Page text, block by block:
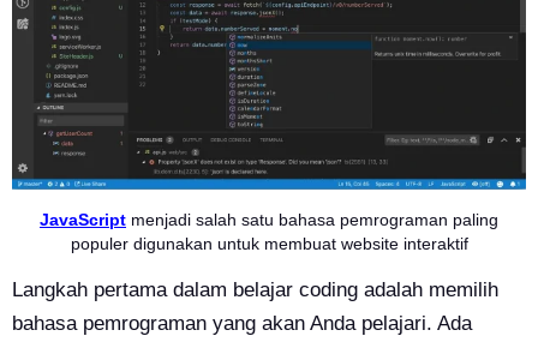
JavaScript menjadi salah satu bahasa pemrograman paling
populer digunakan untuk membuat website interaktif
Langkah pertama dalam belajar coding adalah memilih
bahasa pemrograman yang akan Anda pelajari. Ada